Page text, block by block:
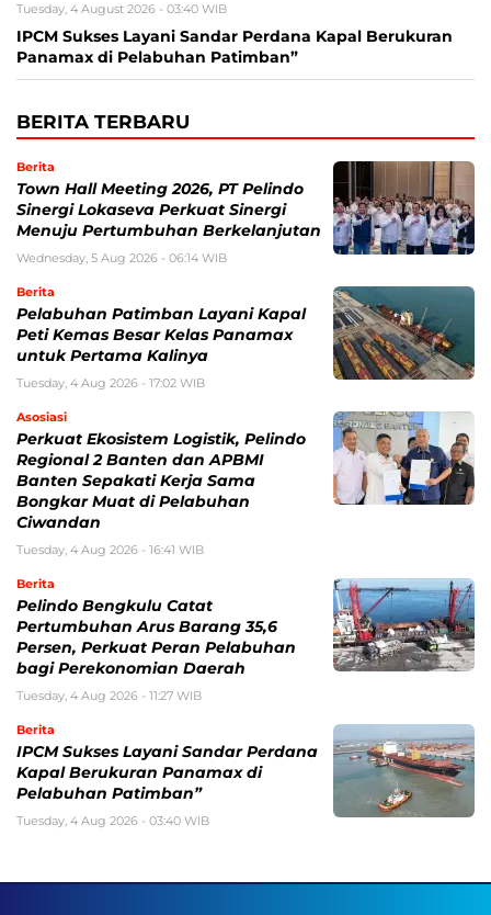
Tuesday, 4 August 2026 - 03:40 WIB
IPCM Sukses Layani Sandar Perdana Kapal Berukuran
Panamax di Pelabuhan Patimban”
BERITA TERBARU
Berita
Town Hall Meeting 2026, PT Pelindo
Sinergi Lokaseva Perkuat Sinergi
Menuju Pertumbuhan Berkelanjutan
Wednesday, 5 Aug 2026 - 06:14 WIB
Berita
Pelabuhan Patimban Layani Kapal
Peti Kemas Besar Kelas Panamax
untuk Pertama Kalinya
Tuesday, 4 Aug 2026 - 17:02 WIB
Asosiasi
Perkuat Ekosistem Logistik, Pelindo
Regional 2 Banten dan APBMI
Banten Sepakati Kerja Sama
Bongkar Muat di Pelabuhan
Ciwandan
Tuesday, 4 Aug 2026 - 16:41 WIB
Berita
Pelindo Bengkulu Catat
Pertumbuhan Arus Barang 35,6
Persen, Perkuat Peran Pelabuhan
bagi Perekonomian Daerah
Tuesday, 4 Aug 2026 - 11:27 WIB
Berita
IPCM Sukses Layani Sandar Perdana
Kapal Berukuran Panamax di
Pelabuhan Patimban”
Tuesday, 4 Aug 2026 - 03:40 WIB